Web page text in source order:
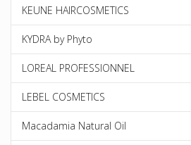
KEUNE HAIRCOSMETICS
KYDRA by Phyto
LOREAL PROFESSIONNEL
LEBEL COSMETICS
Macadamia Natural Oil